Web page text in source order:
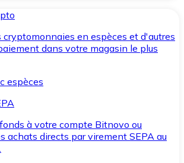
cryptomonnaies en espèces et d'autres
dans votre magasin le plus
espèces
à votre compte Bitnovo ou
achats directs par virement SEPA au